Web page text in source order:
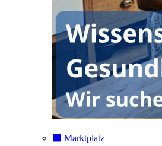
⬛️ Marktplatz